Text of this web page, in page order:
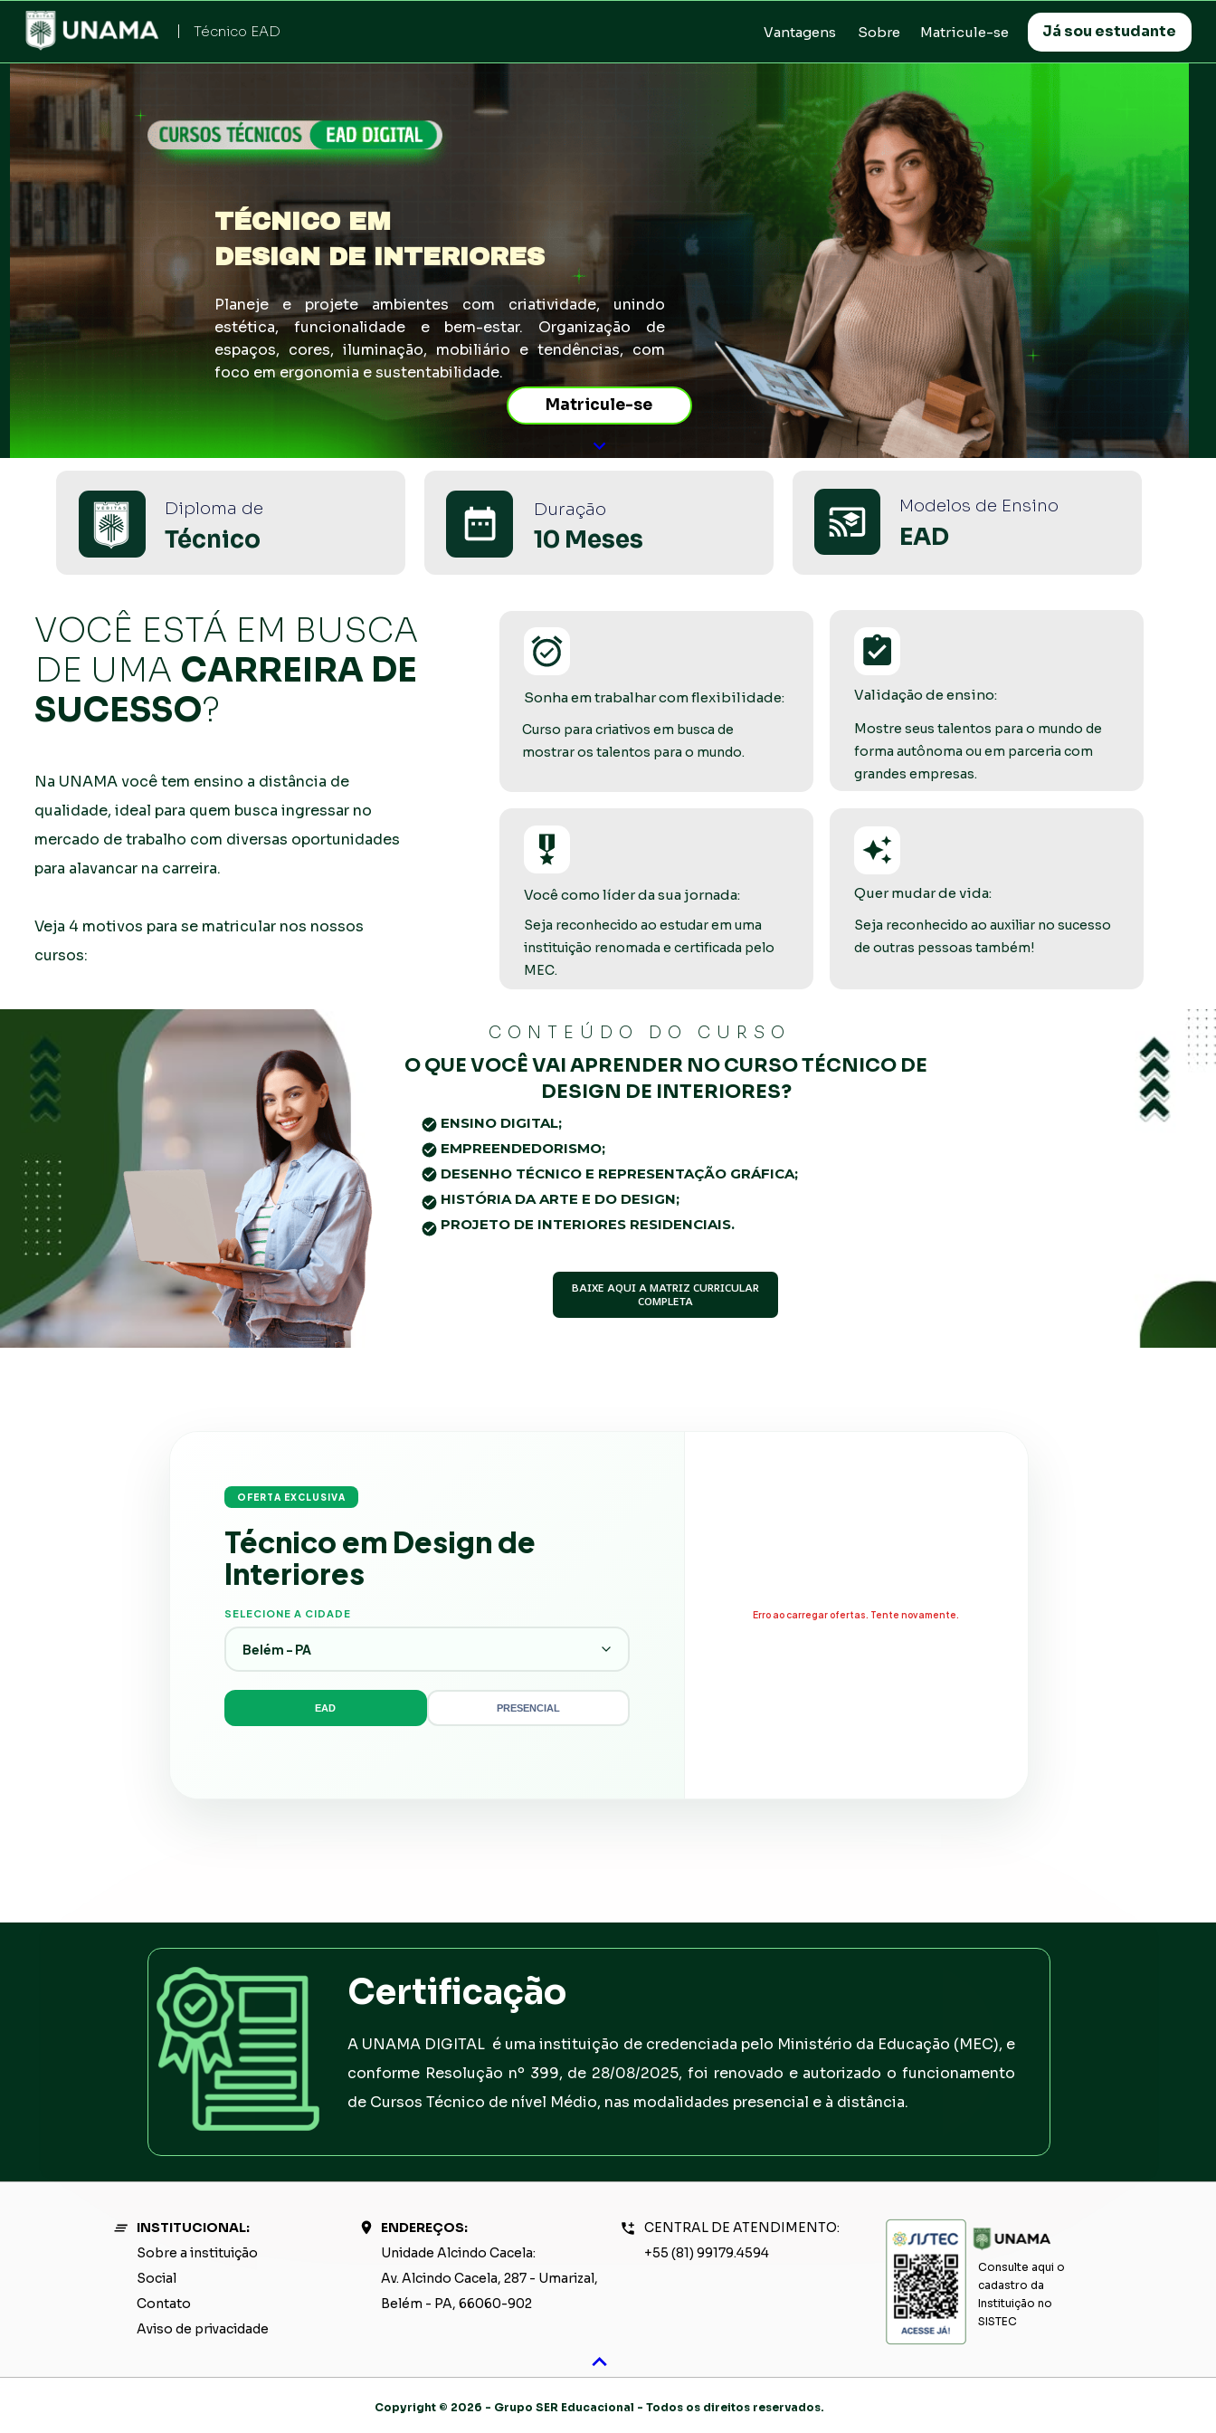
Já sou estudante
| Técnico EAD Matricule-se
Sobre
Vantagens
TÉCNICO EM
DESIGN DE INTERIORES
Planeje e projete ambientes com criatividade, unindo
estética, funcionalidade e bem-estar. Organização de
espaços, cores, iluminação, mobiliário e tendências, com
foco em ergonomia e sustentabilidade.
Matricule-se
Modelos de Ensino
Diploma de Duração
EAD
Técnico 10 Meses
VOCÊ ESTÁ EM BUSCA
DE UMA CARREIRA DE
SUCESSO? Validação de ensino:
Sonha em trabalhar com flexibilidade:
Mostre seus talentos para o mundo de
forma autônoma ou em parceria com
grandes empresas.
Curso para criativos em busca de
mostrar os talentos para o mundo.
Na UNAMA você tem ensino a distância de
qualidade, ideal para quem busca ingressar no
mercado de trabalho com diversas oportunidades
para alavancar na carreira.
Veja 4 motivos para se matricular nos nossos
cursos:
Quer mudar de vida:
Você como líder da sua jornada:
Seja reconhecido ao estudar em uma
instituição renomada e certificada pelo
MEC.
Seja reconhecido ao auxiliar no sucesso
de outras pessoas também!
CONTEÚDO DO CURSO
O QUE VOCÊ VAI APRENDER NO CURSO TÉCNICO DE
DESIGN DE INTERIORES?
ENSINO DIGITAL;
EMPREENDEDORISMO;
DESENHO TÉCNICO E REPRESENTAÇÃO GRÁFICA;
HISTÓRIA DA ARTE E DO DESIGN;
PROJETO DE INTERIORES RESIDENCIAIS.
BAIXE AQUI A MATRIZ CURRICULAR
COMPLETA
OFERTA EXCLUSIVA
Técnico em Design de
Interiores
SELECIONE A CIDADE
EAD PRESENCIAL
Erro ao carregar ofertas. Tente novamente.
Certificação
A UNAMA DIGITAL  é uma instituição de credenciada pelo Ministério da Educação (MEC), e
conforme Resolução nº 399, de 28/08/2025, foi renovado e autorizado o funcionamento
de Cursos Técnico de nível Médio, nas modalidades presencial e à distância.
CENTRAL DE ATENDIMENTO:
+55 (81) 99179.4594
INSTITUCIONAL:
Sobre a instituição
Social
Contato
Aviso de privacidade
ENDEREÇOS:
Unidade Alcindo Cacela:
Av. Alcindo Cacela, 287 - Umarizal,
Belém - PA, 66060-902
Consulte aqui o
cadastro da
Instituição no
SISTEC
Copyright © 2026 - Grupo SER Educacional - Todos os direitos reservados.